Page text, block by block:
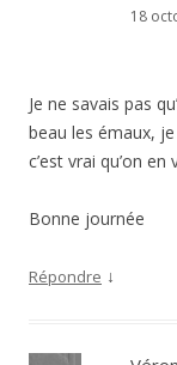
18
Je ne savais pas
beau les émaux,
c’est vrai qu’on
Bonne journée
Répondre ↓